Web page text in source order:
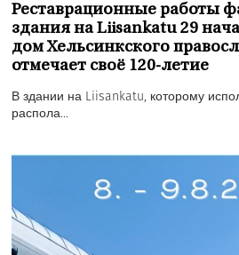
Реставрационные работы
здания на Liisankatu 29
дом Хельсинкского
отмечает своё 120-летие
В здании на Liisankatu, которому
распола...